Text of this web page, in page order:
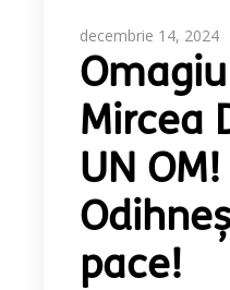
decembrie 14, 2024
Mircea
UN OM!
pace!